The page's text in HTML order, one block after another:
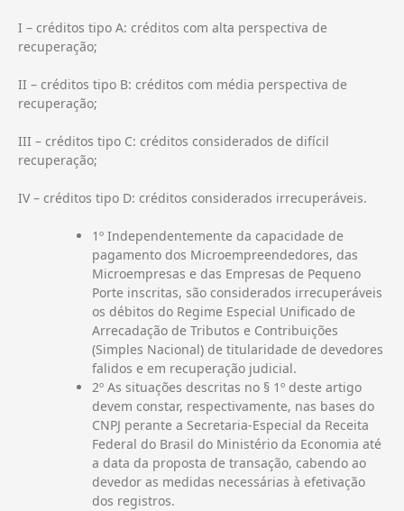
I – créditos tipo A: créditos com alta perspectiva de
recuperação;
II – créditos tipo B: créditos com média perspectiva de
recuperação;
III – créditos tipo C: créditos considerados de difícil
recuperação;
IV – créditos tipo D: créditos considerados irrecuperáveis.
1º Independentemente da capacidade de
pagamento dos Microempreendedores, das
Microempresas e das Empresas de Pequeno
Porte inscritas, são considerados irrecuperáveis
os débitos do Regime Especial Unificado de
Arrecadação de Tributos e Contribuições
(Simples Nacional) de titularidade de devedores
falidos e em recuperação judicial.
2º As situações descritas no § 1º deste artigo
devem constar, respectivamente, nas bases do
CNPJ perante a Secretaria-Especial da Receita
Federal do Brasil do Ministério da Economia até
a data da proposta de transação, cabendo ao
devedor as medidas necessárias à efetivação
dos registros.